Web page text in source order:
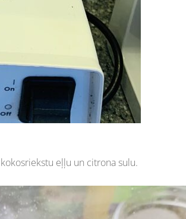
eļļu un citrona sulu.